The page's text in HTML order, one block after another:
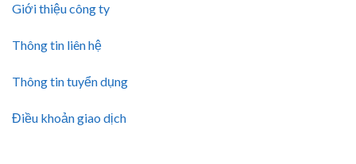
Giới thiệu công ty
Thông tin liên hệ
Thông tin tuyển dụng
Điều khoản giao dịch